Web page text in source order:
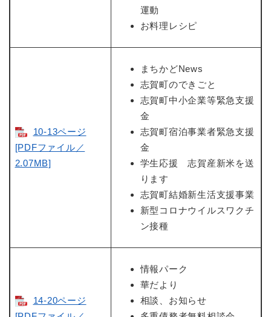
運動
お料理レシピ
10-13ページ
[PDFファイル／
2.07MB]
まちかどNews
志賀町のできごと
志賀町中小企業等緊急支援
金
志賀町宿泊事業者緊急支援
金
学生応援 志賀産新米を送
ります
志賀町結婚新生活支援事業
新型コロナウイルスワクチ
ン接種
14-20ページ
情報パーク
華だより
相談、お知らせ